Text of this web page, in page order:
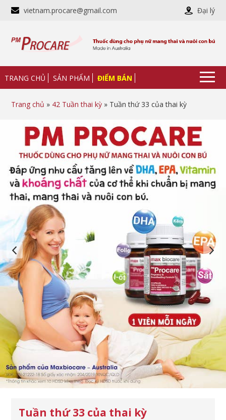
vietnam.procare@gmail.com Đại lý
TRANG CHỦ SẢN PHẨM ĐIỂM BÁN
Trang chủ » 42 Tuần thai kỳ » Tuần thứ 33 của thai kỳ
Tuần thứ 33 của thai kỳ